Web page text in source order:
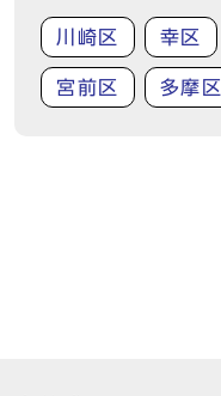
川崎区 幸区
宮前区 多摩区